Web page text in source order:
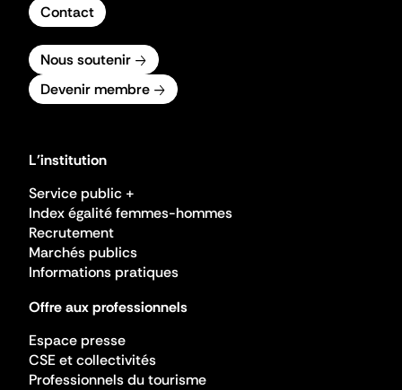
Contact
Nous soutenir
Devenir membre
L'institution
Service public +
Index égalité femmes-hommes
Recrutement
Marchés publics
Informations pratiques
Offre aux professionnels
Espace presse
CSE et collectivités
Professionnels du tourisme